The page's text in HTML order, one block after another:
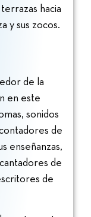
hacia
y sus zocos.
de la
en este
sonidos
de
enseñanzas,
de
de